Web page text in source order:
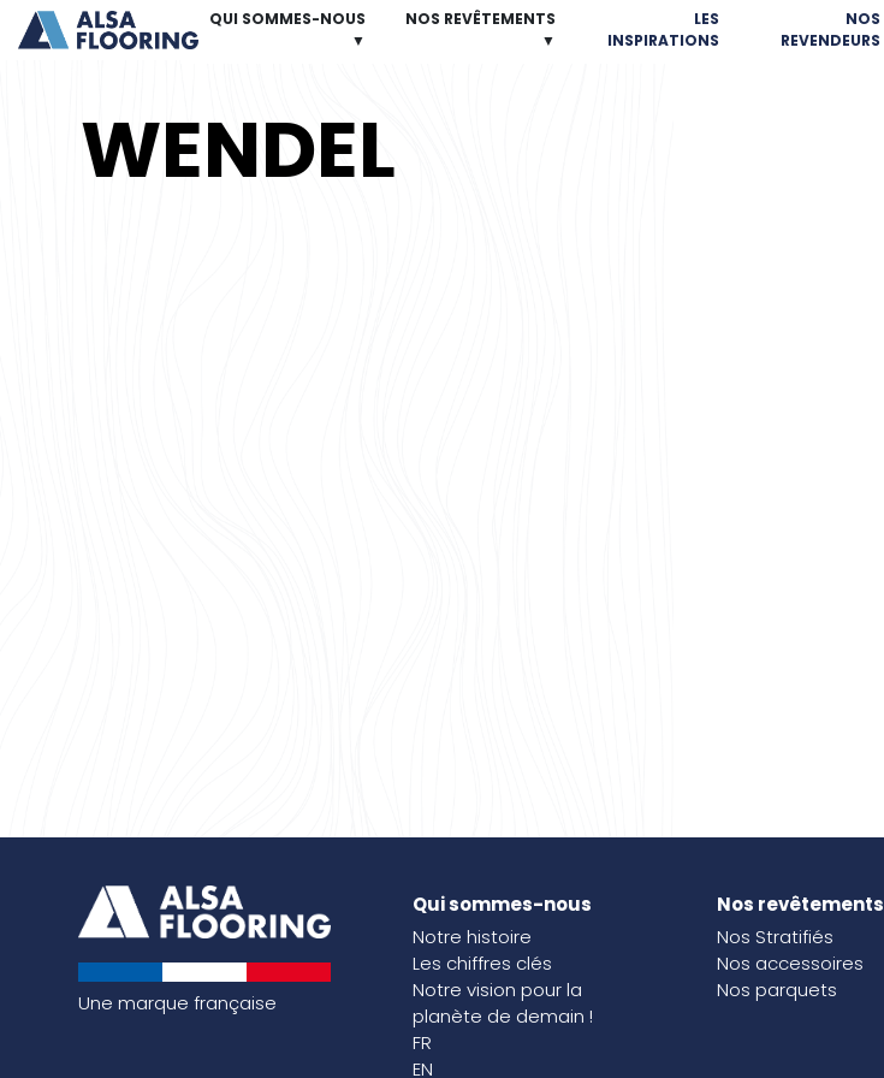
QUI SOMMES-NOUS
▼
NOS REVÊTEMENTS
▼
LES
INSPIRATIONS
NOS
REVENDEURS
WENDEL
Une marque française
Qui sommes-nous
Notre histoire
Les chiffres clés
Notre vision pour la
planète de demain !
FR
EN
Nos revêtements
Nos Stratifiés
Nos accessoires
Nos parquets